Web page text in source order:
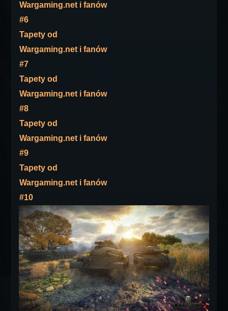
Wargaming.net i fanów
#6
Tapety od
Wargaming.net i fanów
#7
Tapety od
Wargaming.net i fanów
#8
Tapety od
Wargaming.net i fanów
#9
Tapety od
Wargaming.net i fanów
#10